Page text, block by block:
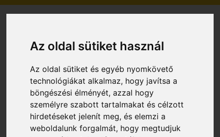
Az oldal sütiket használ
Az oldal sütiket és egyéb nyomkövető
technológiákat alkalmaz, hogy javítsa a
böngészési élményét, azzal hogy
személyre szabott tartalmakat és célzott
hirdetéseket jelenít meg, és elemzi a
weboldalunk forgalmát, hogy megtudjuk
Az edzés segíthet a rossz alvókon